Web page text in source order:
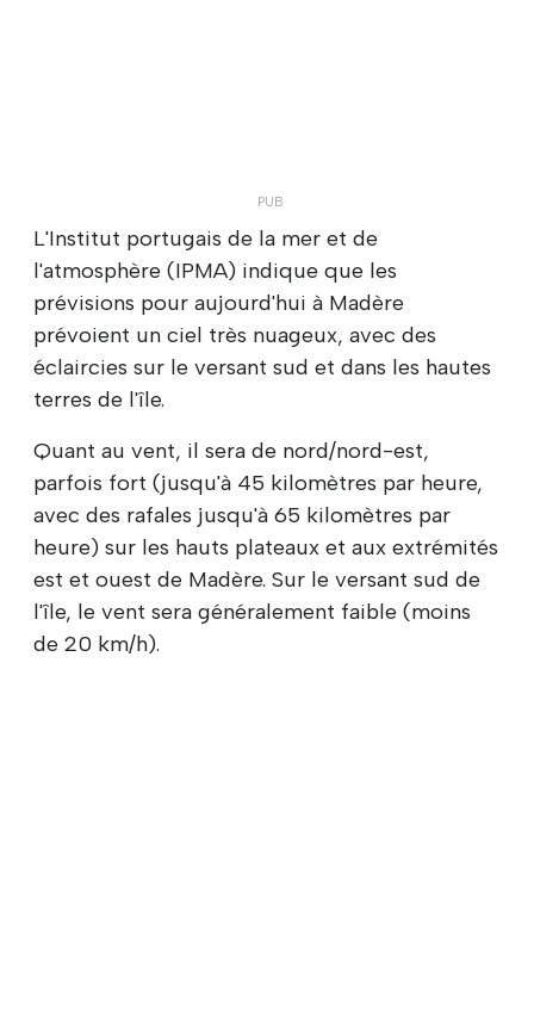
L'Institut portugais de la mer et de
l'atmosphère (IPMA) indique que les
prévisions pour aujourd'hui à Madère
prévoient un ciel très nuageux, avec des
éclaircies sur le versant sud et dans les hautes
terres de l'île.
Quant au vent, il sera de nord/nord-est,
parfois fort (jusqu'à 45 kilomètres par heure,
avec des rafales jusqu'à 65 kilomètres par
heure) sur les hauts plateaux et aux extrémités
est et ouest de Madère. Sur le versant sud de
l'île, le vent sera généralement faible (moins
de 20 km/h).